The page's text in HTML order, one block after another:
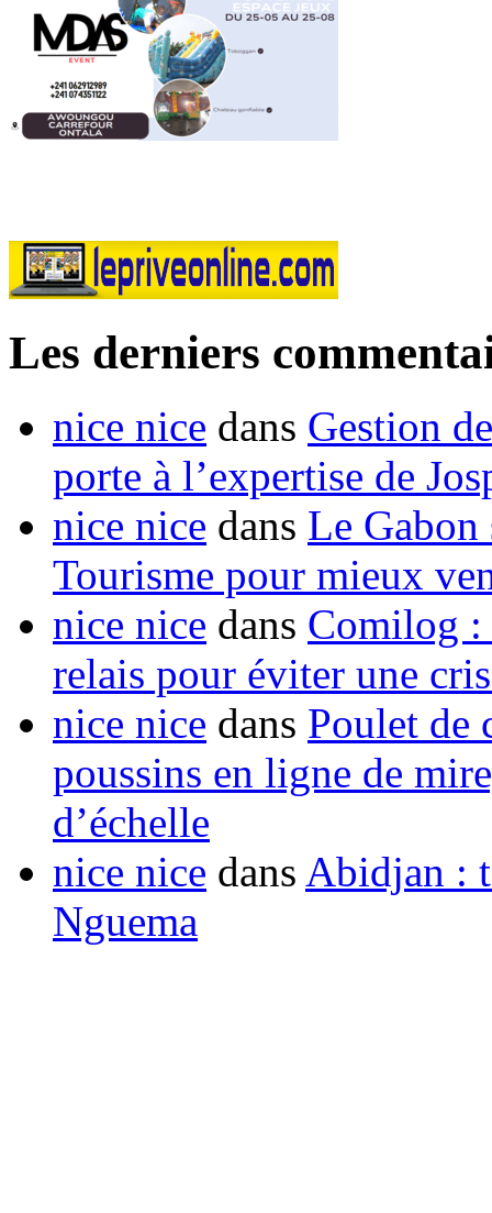
Les derniers
nice nice dans Gestion
porte à l’expertise de
nice nice dans Le Gabon
Tourisme pour mieux
nice nice dans Comilog :
relais pour éviter une
nice nice dans Poulet de
poussins en ligne de
d’échelle
nice nice dans Abidjan :
Nguema